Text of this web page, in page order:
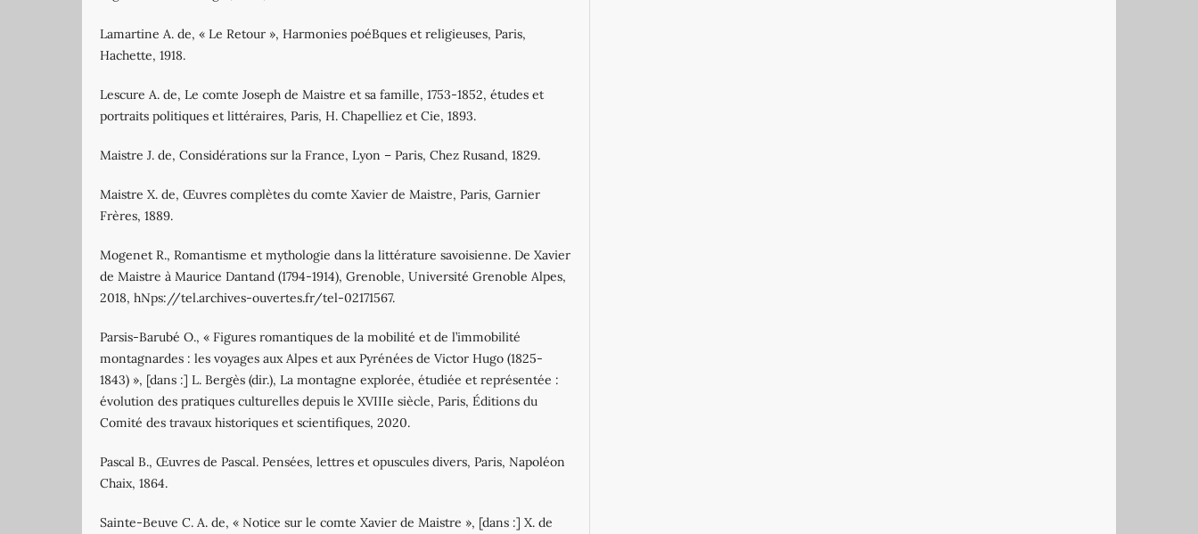
Lamartine A. de, « Le Retour », Harmonies poéBques et religieuses, Paris,
Hachette, 1918.
Lescure A. de, Le comte Joseph de Maistre et sa famille, 1753‐1852, études et
portraits politiques et littéraires, Paris, H. Chapelliez et Cie, 1893.
Maistre J. de, Considérations sur la France, Lyon – Paris, Chez Rusand, 1829.
Maistre X. de, Œuvres complètes du comte Xavier de Maistre, Paris, Garnier
Frères, 1889.
Mogenet R., Romantisme et mythologie dans la littérature savoisienne. De Xavier
de Maistre à Maurice Dantand (1794‐1914), Grenoble, Université Grenoble Alpes,
2018, hNps://tel.archives‐ouvertes.fr/tel‐02171567.
Parsis‐Barubé O., « Figures romantiques de la mobilité et de l’immobilité
montagnardes : les voyages aux Alpes et aux Pyrénées de Victor Hugo (1825‐
1843) », [dans :] L. Bergès (dir.), La montagne explorée, étudiée et représentée :
évolution des pratiques culturelles depuis le XVIIIe siècle, Paris, Éditions du
Comité des travaux historiques et scientifiques, 2020.
Pascal B., Œuvres de Pascal. Pensées, lettres et opuscules divers, Paris, Napoléon
Chaix, 1864.
Sainte‐Beuve C. A. de, « Notice sur le comte Xavier de Maistre », [dans :] X. de